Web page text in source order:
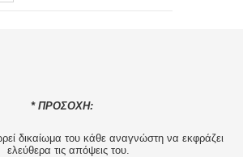
* ΠΡΟΣΟΧΗ:
δικαίωμα του κάθε αναγνώστη να εκφράζει
ελεύθερα τις απόψεις του.